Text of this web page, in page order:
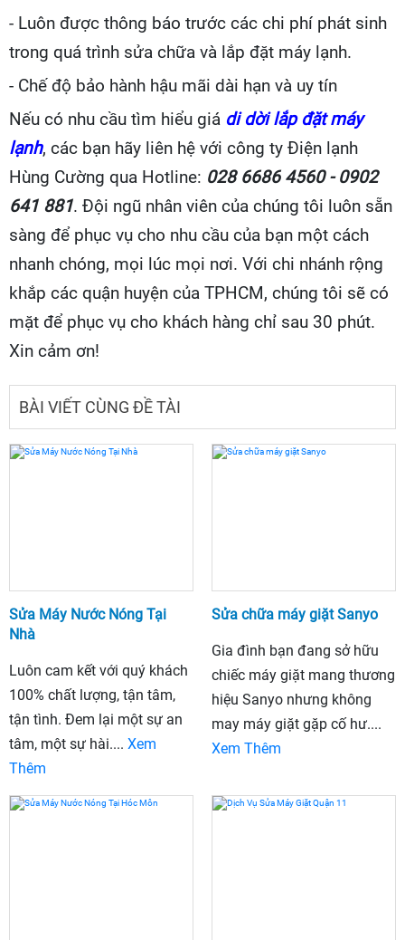
- Luôn được thông báo trước các chi phí phát sinh
trong quá trình sửa chữa và lắp đặt máy lạnh.
- Chế độ bảo hành hậu mãi dài hạn và uy tín
Nếu có nhu cầu tìm hiểu giá di dời lắp đặt máy
lạnh, các bạn hãy liên hệ với công ty Điện lạnh
Hùng Cường qua Hotline: 028 6686 4560 - 0902
641 881. Đội ngũ nhân viên của chúng tôi luôn sẵn
sàng để phục vụ cho nhu cầu của bạn một cách
nhanh chóng, mọi lúc mọi nơi. Với chi nhánh rộng
khắp các quận huyện của TPHCM, chúng tôi sẽ có
mặt để phục vụ cho khách hàng chỉ sau 30 phút.
Xin cảm ơn!
BÀI VIẾT CÙNG ĐỀ TÀI
Sửa Máy Nước Nóng Tại
Nhà
Luôn cam kết với quý khách
100% chất lượng, tận tâm,
tận tình. Đem lại một sự an
tâm, một sự hài.... Xem
Thêm
Sửa chữa máy giặt Sanyo
Gia đình bạn đang sở hữu
chiếc máy giặt mang thương
hiệu Sanyo nhưng không
may máy giặt gặp cố hư....
Xem Thêm